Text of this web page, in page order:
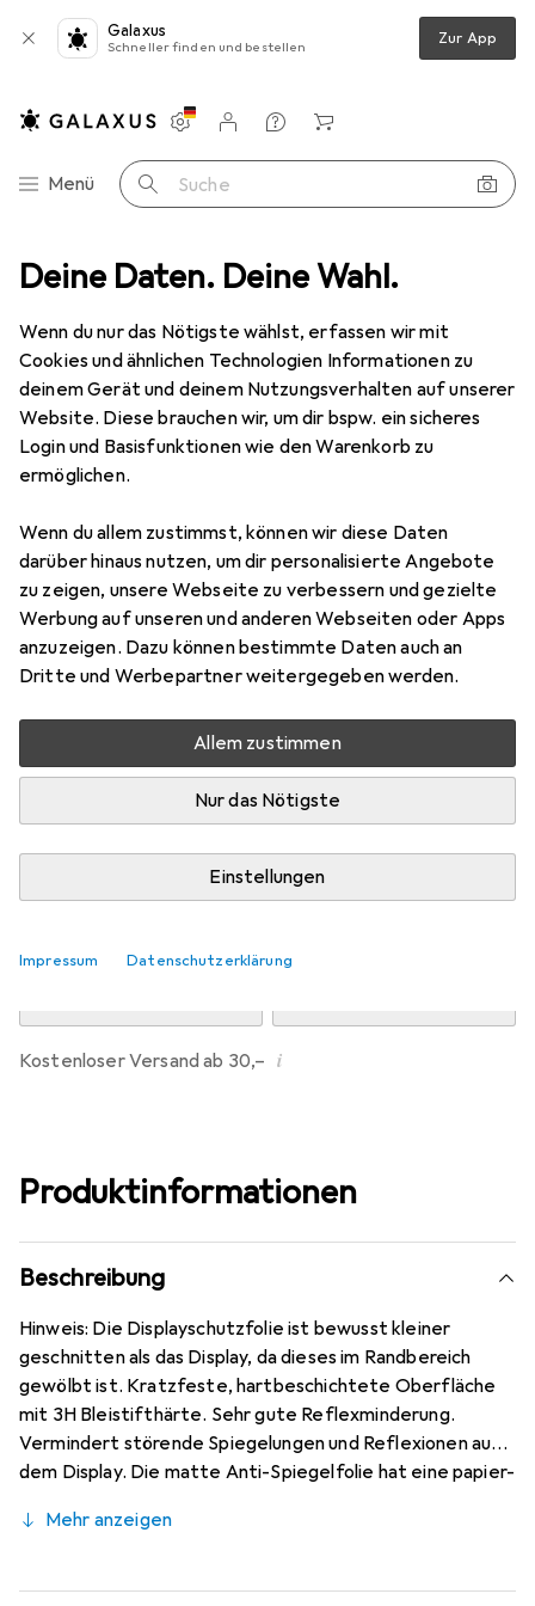
Deine Daten. Deine Wahl.
Wenn du nur das Nötigste wählst, erfassen wir mit
Cookies und ähnlichen Technologien Informationen zu
deinem Gerät und deinem Nutzungsverhalten auf unserer
Website. Diese brauchen wir, um dir bspw. ein sicheres
Login und Basisfunktionen wie den Warenkorb zu
ermöglichen.
Wenn du allem zustimmst, können wir diese Daten
darüber hinaus nutzen, um dir personalisierte Angebote
zu zeigen, unsere Webseite zu verbessern und gezielte
Werbung auf unseren und anderen Webseiten oder Apps
anzuzeigen. Dazu können bestimmte Daten auch an
Dritte und Werbepartner weitergegeben werden.
Allem zustimmen
Nur das Nötigste
Einstellungen
Impressum Datenschutzerklärung
Galaxus
Schneller finden und bestellen Zur App
Navigation nach Kategorien
Menü Suche
Einstellungen
Kundenkonto
Vergleichslisten
Merklisten
Warenkorb
Smartphone Schutzfolie Dipos Displayschutzfolie Antireflex
6 Bilder
DiposDisplayschutzfolie Antireflex
Preis in EUR inkl. MwSt.
EUR
5,99
Bewertungen Marke
Mehr von Dipos
Mi, 12.8. geliefert
Mehr als 10 Stück an Lager beim Drittanbieter
Lieferort angeben für genaue Lieferzeit
Kostenloser Versand ab 30,– i
Produktinformationen
Beschreibung
Hinweis: Die Displayschutzfolie ist bewusst kleiner
geschnitten als das Display, da dieses im Randbereich
gewölbt ist. Kratzfeste, hartbeschichtete Oberfläche
mit 3H Bleistifthärte. Sehr gute Reflexminderung.
Vermindert störende Spiegelungen und Reflexionen auf
dem Display. Die matte Anti-Spiegelfolie hat eine papier-
(2020) Glas, da dieses gewölbt ist (siehe Fotos),
(ohne Klebstoff). Kinderleichte Anbringung - 100%
Mehr anzeigen